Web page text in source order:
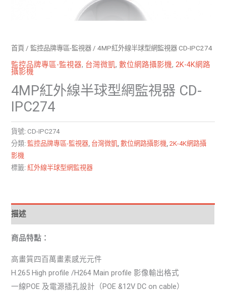
首頁 / 監控品牌專區-監視器 / 4MP紅外線半球型網監視器 CD-IPC274
監控品牌專區-監視器, 台灣微凱,數位網路攝影機,2K-4K網路
攝影機
4MP紅外線半球型網監視器 CD-
IPC274
貨號: CD-IPC274
分類: 監控品牌專區-監視器 台灣微凱 ,數位網路攝影機 ,2K-4K網路攝
影機
標籤:紅外線半球型網監視器
描述
商品特點：
高畫質四百萬畫素感光元件
H.265 High profile /H264 Main profile 影像輸出格式
一線POE 及電源插孔設計（POE &12V DC on cable）